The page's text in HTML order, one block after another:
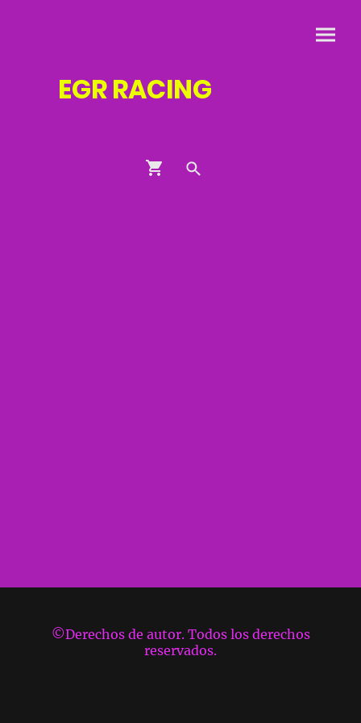
EGRRACING
©Derechos de autor. Todos los derechos
reservados.